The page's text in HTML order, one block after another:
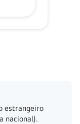
estrangeiro
nacional).